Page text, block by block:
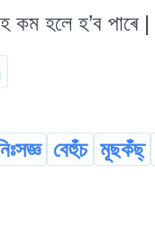
হলে হ’ব পাৰে |
বেহুঁচ মূছকঁছ্